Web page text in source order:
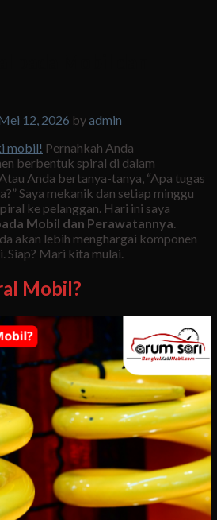
12, 2026 byadmin
mobil! Pernahkah Anda
berbentuk spiral di dalam
Anda bertanya-tanya, “Apa tugas
Saya mekanik dan setiap minggu
ke pelanggan. Hari ini saya
Mobil dan Perawatannya.
akan lebih menghargai komponen
Siap? Mari kita mulai.
Mobil?